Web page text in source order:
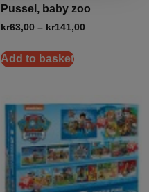
Pussel, baby zoo
kr63,00 – kr141,00
Add to basket